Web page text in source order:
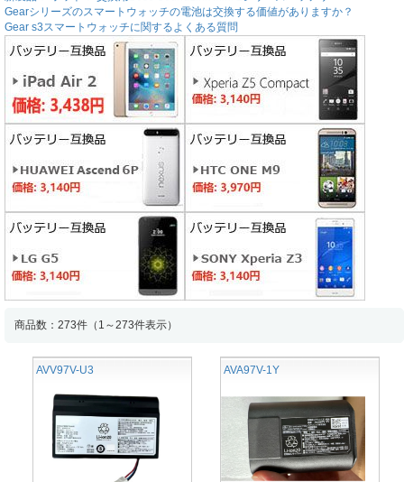
Gearシリーズのスマートウォッチの電池は交換する価値がありますか？
Gear s3スマートウォッチに関するよくある質問
商品数：273件（1～273件表示）
AVV97V-U3 AVA97V-1Y